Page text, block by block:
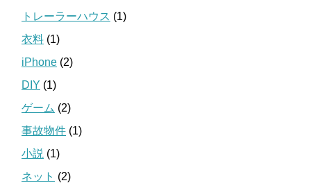
トレーラーハウス (1)
衣料 (1)
iPhone (2)
DIY (1)
ゲーム (2)
事故物件 (1)
小説 (1)
ネット (2)